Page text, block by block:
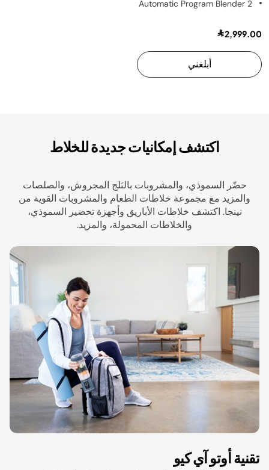
2 Automatic Program Blender
2,999.00
أبلغني
اكتشف إمكانيات جديدة للخلاط
حضّر السموذي، والمشروبات بالثلج المجروش، والصلصات
والمزيد مع مجموعة خلاطات الطعام والمشروبات القوية من
نينجا. اكتشف خلاطات الأباريق وأجهزة تحضير السموذي،
والخلاطات المحمولة، والمزيد.
تقنية أوتو آي كيو